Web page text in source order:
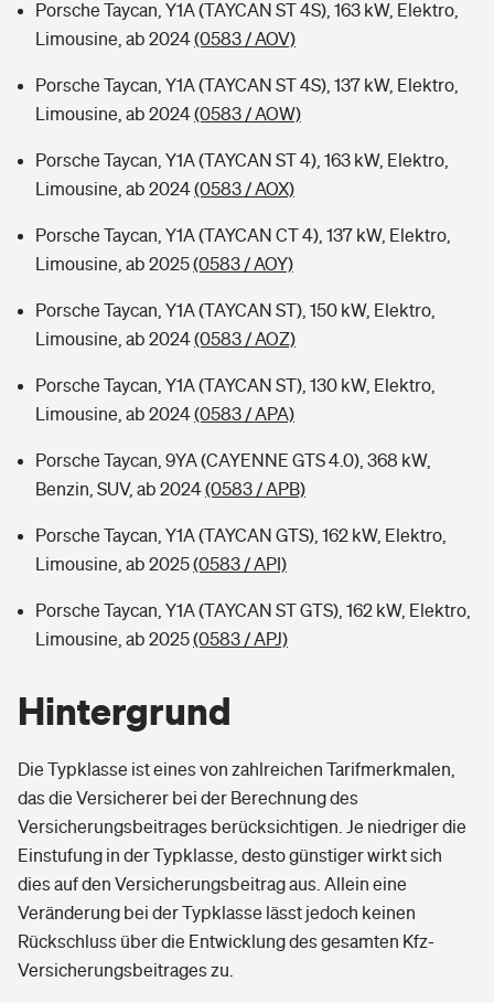
Porsche Taycan, Y1A (TAYCAN ST 4S), 163 kW, Elektro,
Limousine, ab 2024(0583 / AOV)
Porsche Taycan, Y1A (TAYCAN ST 4S), 137 kW, Elektro,
Limousine, ab 2024(0583 / AOW)
Porsche Taycan, Y1A (TAYCAN ST 4), 163 kW, Elektro,
Limousine, ab 2024(0583 / AOX)
Porsche Taycan, Y1A (TAYCAN CT 4), 137 kW, Elektro,
Limousine, ab 2025(0583 / AOY)
Porsche Taycan, Y1A (TAYCAN ST), 150 kW, Elektro,
Limousine, ab 2024(0583 / AOZ)
Porsche Taycan, Y1A (TAYCAN ST), 130 kW, Elektro,
Limousine, ab 2024(0583 / APA)
Porsche Taycan, 9YA (CAYENNE GTS 4.0), 368 kW,
Benzin, SUV, ab 2024(0583 / APB)
Porsche Taycan, Y1A (TAYCAN GTS), 162 kW, Elektro,
Limousine, ab 2025(0583 / API)
Porsche Taycan, Y1A (TAYCAN ST GTS), 162 kW, Elektro,
Limousine, ab 2025(0583 / APJ)
Hintergrund
Die Typklasse ist eines von zahlreichen Tarifmerkmalen,
das die Versicherer bei der Berechnung des
Versicherungsbeitrages berücksichtigen. Je niedriger die
Einstufung in der Typklasse, desto günstiger wirkt sich
dies auf den Versicherungsbeitrag aus. Allein eine
Veränderung bei der Typklasse lässt jedoch keinen
Rückschluss über die Entwicklung des gesamten Kfz-
Versicherungsbeitrages zu.